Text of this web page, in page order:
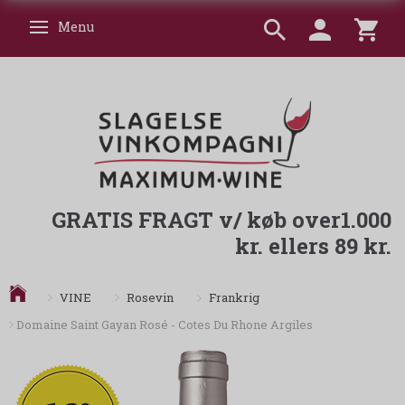
Skifte navigation
Menu
GRATIS FRAGT v/ køb over1.000
kr. ellers 89 kr.
VINE Rosevin
Frankrig
Domaine Saint Gayan Rosé - Cotes Du Rhone Argiles